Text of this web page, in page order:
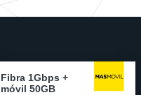
Fibra 1Gbps +
móvil 50GB